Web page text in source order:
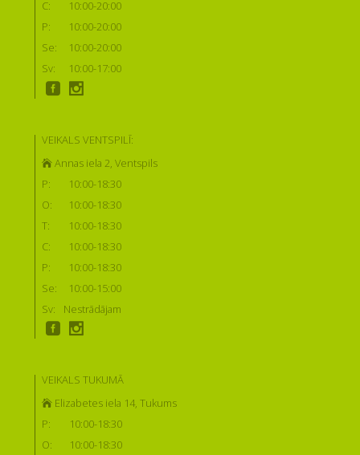
C:
10:00-20:00
P:
10:00-20:00
Se:
10:00-20:00
Sv:
10:00-17:00
VEIKALS VENTSPILĪ:
Annas iela 2, Ventspils
P:
10:00-18:30
O:
10:00-18:30
T:
10:00-18:30
C:
10:00-18:30
P:
10:00-18:30
Se:
10:00-15:00
Sv:
Nestrādājam
VEIKALS TUKUMĀ
Elizabetes iela 14, Tukums
P:
10:00-18:30
O:
10:00-18:30